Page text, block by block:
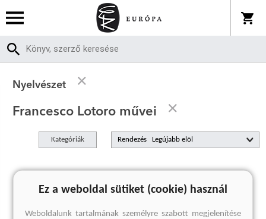
Nyelvészet
Francesco Lotoro művei
Kategóriák Rendezés
A keresett kifejezésre nincs találat
Ez a weboldal sütiket (cookie) használ
Weboldalunk tartalmának személyre szabott megjelenítése